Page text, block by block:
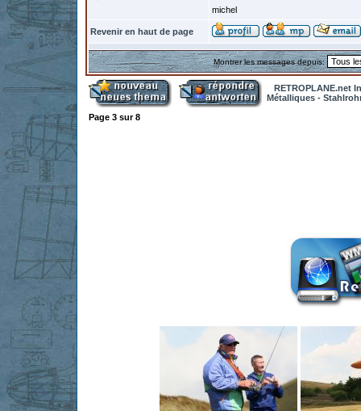
michel
Revenir en haut de page
Montrer les messages depuis:
RETROPLANE.net
Métalliques -
Page 3 sur8